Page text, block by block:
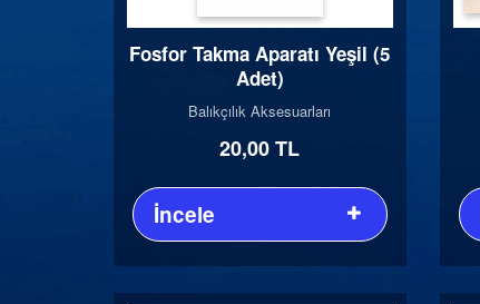
Fosfor Takma Aparatı Yeşil (5
Adet)
Balıkçılık Aksesuarları
20,00 TL
İncele